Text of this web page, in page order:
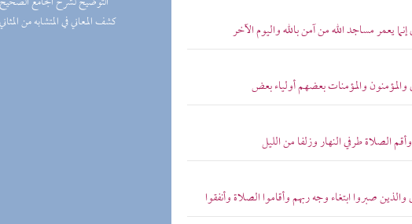
(2) كشف المعاني في المتشابه من
يعمر مساجد الله من آمن بالله واليوم الآخر
والمؤمنون والمؤمنات بعضهم أولياء بعض
الصلاة طرفي النهار وزلفا من الليل
صبروا ابتغاء وجه ربهم وأقاموا الصلاة وأنفقوا